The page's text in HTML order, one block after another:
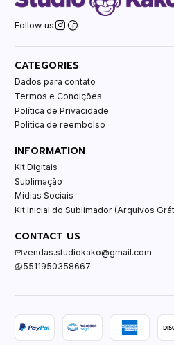
Follow us
CATEGORIES
Dados para contato
Termos e Condições
Política de Privacidade
Politica de reembolso
INFORMATION
Kit Digitais
Sublimação
Mídias Sociais
Kit Inicial do Sublimador (Arquivos
CONTACT US
vendas.studiokako@gmail.com
5511950358667